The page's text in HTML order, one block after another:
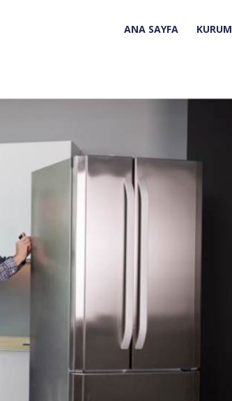
ANA SAYFA